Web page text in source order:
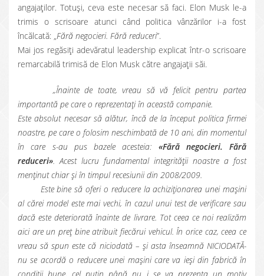
angajaților. Totuși, ceva este necesar să faci. Elon Musk le-a
trimis o scrisoare atunci când politica vânzărilor i-a fost
încălcată: „Fără negocieri. Fără reduceri”.
Mai jos regăsiți adevăratul leadership explicat într-o scrisoare
remarcabilă trimisă de Elon Musk către angajații săi.
„Înainte de toate, vreau să vă felicit pentru partea
importantă pe care o reprezentați în această companie.
Este absolut necesar să alătur, încă de la început politica firmei
noastre, pe care o folosim neschimbată de 10 ani, din momentul
în care s-au pus bazele acesteia: «Fără negocieri. Fără
reduceri». Acest lucru fundamental integrității noastre a fost
menținut chiar și în timpul recesiunii din 2008/2009.
Este bine să oferi o reducere la achiziționarea unei mașini
al cărei model este mai vechi, în cazul unui test de verificare sau
dacă este deteriorată înainte de livrare. Tot ceea ce noi realizăm
aici are un preț bine atribuit fiecărui vehicul. În orice caz, ceea ce
vreau să spun este că niciodată – și asta înseamnă NICIODATĂ-
nu se acordă o reducere unei mașini care va ieși din fabrică în